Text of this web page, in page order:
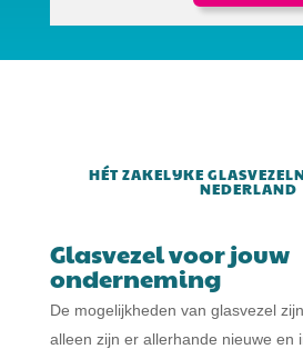
HÉT ZAKELIJKE
NEDERLAND
Glasvezel voor jouw
onderneming
De mogelijkheden van glasvezel
alleen zijn er allerhande nieuwe en